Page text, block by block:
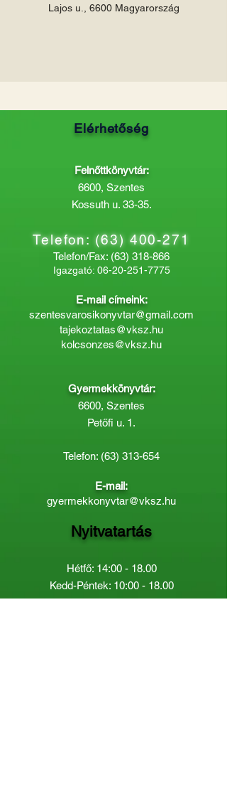
Lajos u., 6600 Magyarország
Elérhetőség
Felnőttkönyvtár:
6600, Szentes
Kossuth u. 33-35.
Telefon:(63) 400-271
Telefon/Fax: (63) 318-866
Igazgató: 06-20-251-7775
E-mail címeink:
szentesvarosikonyvtar@gmail.com
tajekoztatas@vksz.hu
kolcsonzes@vksz.hu
Gyermekkönyvtár:
6600, Szentes
Petőfi u. 1.
Telefon: (63) 313-654
E-mail:
gyermekkonyvtar@vksz.hu
Nyitvatartás
Hétfő: 14:00 - 18.00
Kedd-Péntek: 10:00 - 18.00
Páratlan héten szombaton a